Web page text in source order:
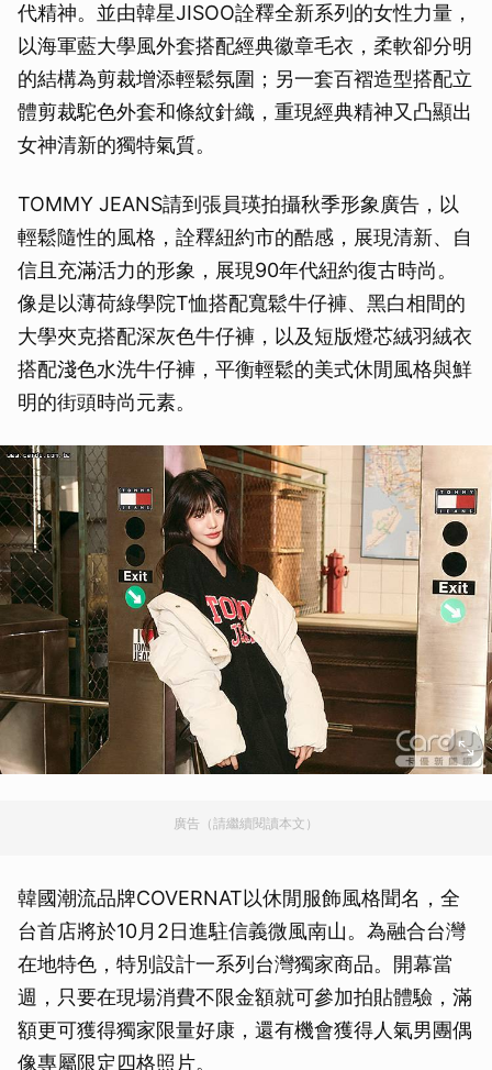
代精神。並由韓星JISOO詮釋全新系列的女性力量，
以海軍藍大學風外套搭配經典徽章毛衣，柔軟卻分明
的結構為剪裁增添輕鬆氛圍；另一套百褶造型搭配立
體剪裁駝色外套和條紋針織，重現經典精神又凸顯出
女神清新的獨特氣質。
TOMMY JEANS請到張員瑛拍攝秋季形象廣告，以
輕鬆隨性的風格，詮釋紐約市的酷感，展現清新、自
信且充滿活力的形象，展現90年代紐約復古時尚。
像是以薄荷綠學院T恤搭配寬鬆牛仔褲、黑白相間的
大學夾克搭配深灰色牛仔褲，以及短版燈芯絨羽絨衣
搭配淺色水洗牛仔褲，平衡輕鬆的美式休閒風格與鮮
明的街頭時尚元素。
廣告（請繼續閱讀本文）
韓國潮流品牌COVERNAT以休閒服飾風格聞名，全
台首店將於10月2日進駐信義微風南山。為融合台灣
在地特色，特別設計一系列台灣獨家商品。開幕當
週，只要在現場消費不限金額就可參加拍貼體驗，滿
額更可獲得獨家限量好康，還有機會獲得人氣男團偶
像專屬限定四格照片。